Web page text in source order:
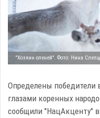
"Хозяин оленей". Фото: Нина
Определены победители
глазами коренных
сообщили "НацАкценту"